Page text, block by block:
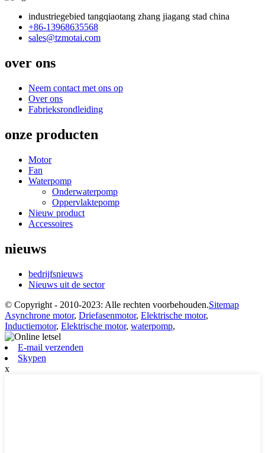
industriegebied tangqiaotang zhang jiagang stad china
+86-13968635568
sales@tzmotai.com
over ons
Neem contact met ons op
Over ons
Fabrieksrondleiding
onze producten
Motor
Fan
Waterpomp
Onderwaterpomp
Oppervlaktepomp
Nieuw product
Accessoires
nieuws
bedrijfsnieuws
Nieuws uit de sector
© Copyright - 2010-2023: Alle rechten voorbehouden.Sitemap
Asynchrone motor, Driefasenmotor, Elektrische motor,
Inductiemotor, Elektrische motor, waterpomp,
E-mail verzenden
Skypen
x